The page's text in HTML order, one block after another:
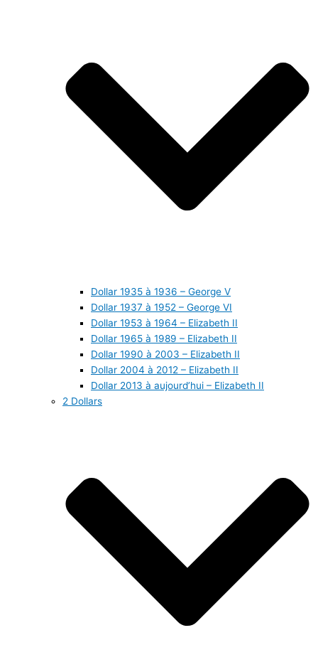
Dollar 1935 à 1936 – George V
Dollar 1937 à 1952 – George VI
Dollar 1953 à 1964 – Elizabeth II
Dollar 1965 à 1989 – Elizabeth II
Dollar 1990 à 2003 – Elizabeth II
Dollar 2004 à 2012 – Elizabeth II
Dollar 2013 à aujourd’hui – Elizabeth II
2 Dollars